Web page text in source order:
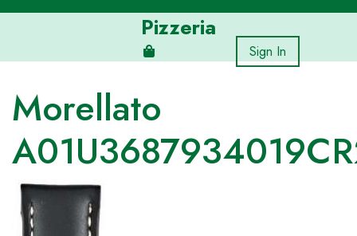
Skip
Pizzeria
Sign In
Morellato